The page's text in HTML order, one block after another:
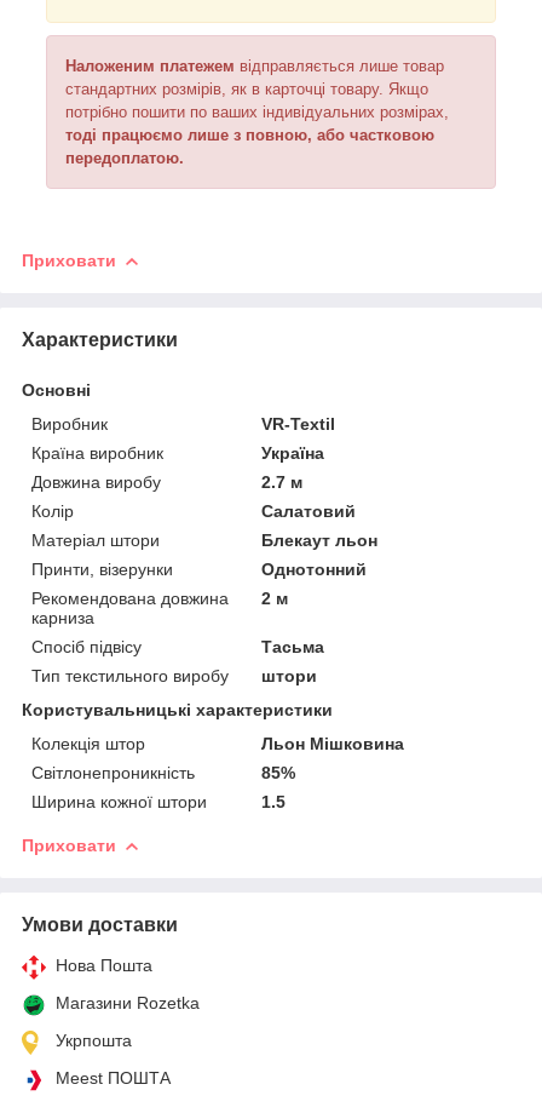
Н​​​​​аложеним платежем відправляється лише товар
стандартних розмірів, як в карточці товару. Якщо
потрібно пошити по ваших індивідуальних розмірах,
тоді працюємо лише з повною, або частковою
передоплатою.
Приховати
Характеристики
Основні
Виробник
VR-Textil
Країна виробник
Україна
Довжина виробу
2.7 м
Колір
Салатовий
Матеріал штори
Блекаут льон
Принти, візерунки
Однотонний
Рекомендована довжина
карниза
2 м
Спосіб підвісу
Тасьма
Тип текстильного виробу
штори
Користувальницькі характеристики
Колекція штор
Льон Мішковина
Світлонепроникність
85%
Ширина кожної штори
1.5
Приховати
Умови доставки
Нова Пошта
Магазини Rozetka
Укрпошта
Meest ПОШТА